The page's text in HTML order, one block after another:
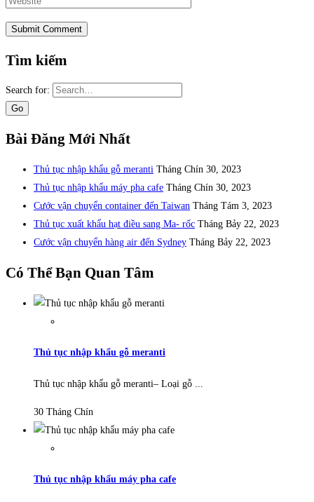
Tìm kiếm
Search for:
Bài Đăng Mới Nhất
Thủ tục nhập khẩu gỗ meranti Tháng Chín 30, 2023
Thủ tục nhập khẩu máy pha cafe Tháng Chín 30, 2023
Cước vận chuyển container đến Taiwan Tháng Tám 3, 2023
Thủ tục xuất khẩu hạt điều sang Ma- rốc Tháng Bảy 22, 2023
Cước vận chuyển hàng air đến Sydney Tháng Bảy 22, 2023
Có Thể Bạn Quan Tâm
Thủ tục nhập khẩu gỗ meranti
Thủ tục nhập khẩu gỗ meranti– Loại gỗ ...
30 Tháng Chín
Thủ tục nhập khẩu máy pha cafe